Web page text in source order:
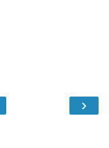
›